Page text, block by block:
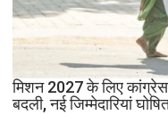
मिशन 2027 के लिए कांग्रेस
बदली, नई जिम्मेदारियां